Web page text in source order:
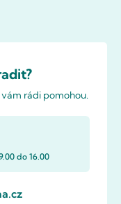
rádi pomohou.
do 16.00